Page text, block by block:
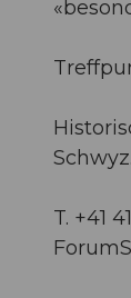
Schwyz.
T. +41